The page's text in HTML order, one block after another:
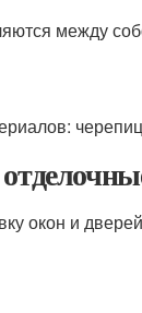
между
окон и